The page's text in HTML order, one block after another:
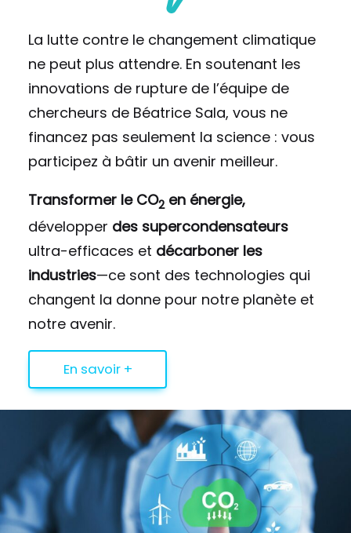
La lutte contre le changement climatique
ne peut plus attendre. En soutenant les
innovations de rupture de l’équipe de
chercheurs de Béatrice Sala, vous ne
financez pas seulement la science : vous
participez à bâtir un avenir meilleur.
Transformer le CO2 en énergie,
développer des supercondensateurs
ultra-efficaces et décarboner les
industries—ce sont des technologies qui
changent la donne pour notre planète et
notre avenir.
En savoir +